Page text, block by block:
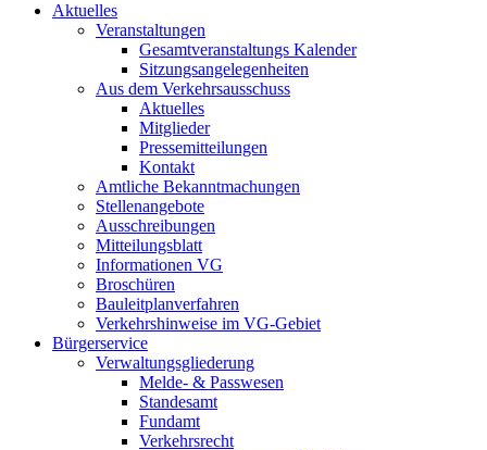
Aktuelles
Veranstaltungen
Gesamtveranstaltungs Kalender
Sitzungsangelegenheiten
Aus dem Verkehrsausschuss
Aktuelles
Mitglieder
Pressemitteilungen
Kontakt
Amtliche Bekanntmachungen
Stellenangebote
Ausschreibungen
Mitteilungsblatt
Informationen VG
Broschüren
Bauleitplanverfahren
Verkehrshinweise im VG-Gebiet
Bürgerservice
Verwaltungsgliederung
Melde- & Passwesen
Standesamt
Fundamt
Verkehrsrecht